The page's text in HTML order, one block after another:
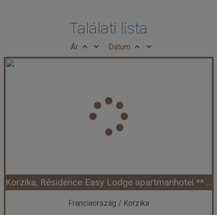
Találati lista
Ár Dátum
Korzika, Résidence Easy Lodge apartmanhotel ** (Ajaccio)
Franciaország / Korzika